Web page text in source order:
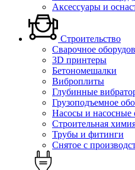
Аксессуары и
Строительство
Сварочное
3D принтеры
Бетономешалки
Виброплиты
Глубинные
Грузоподъемное
Насосы и насосные
Строительная
Трубы и фитинги
Снятое с